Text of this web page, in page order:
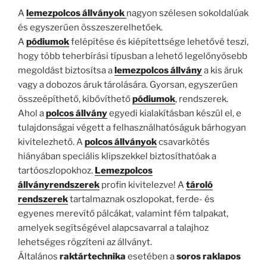
Alemezpolcos állványok nagyon szélesen sokoldalúak
és egyszerűen összeszerelhetőek.
Apódiumokfelépítése és kiépítettsége lehetővé teszi,
hogy több teherbírási típusban a lehető legelőnyösebb
megoldást biztosítsa alemezpolcos állványa kis áruk
vagy a dobozos áruk tárolására. Gyorsan, egyszerűen
összeépíthető, kibővíthetőpódiumok, rendszerek.
Ahol apolcos állványegyedi kialakításban készül el, e
tulajdonságai végett a felhasználhatóságuk bárhogyan
kivitelezhető. Apolcos állványokcsavarkötés
hiányában speciális klipszekkel biztosíthatóak a
tartóoszlopokhoz. Lemezpolcos
állványrendszerek profin kivitelezve! Atároló
rendszerektartalmaznak oszlopokat, ferde- és
egyenes merevítő pálcákat, valamint fém talpakat,
amelyek segítségével alapcsavarral a talajhoz
lehetséges rögzíteni az állványt.
Általános raktártechnika esetében asoros raklapos